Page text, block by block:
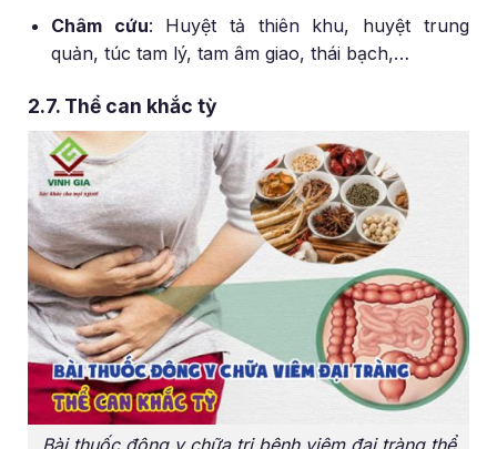
Châm cứu: Huyệt tả thiên khu, huyệt trung
quản, túc tam lý, tam âm giao, thái bạch,…
2.7. Thể can khắc tỳ